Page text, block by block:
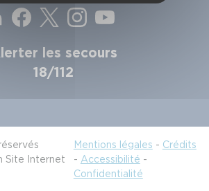
les secours
18/112
Site Internet
Mentions légales - Crédits
- Accessibilité -
Confidentialité